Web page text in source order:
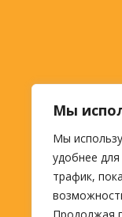
Мы
Мы
удобнее
трафик,